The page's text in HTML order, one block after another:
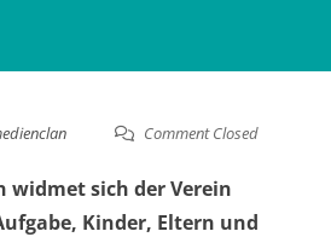
Comment Closed
widmet sich der Verein
Kinder, Eltern und